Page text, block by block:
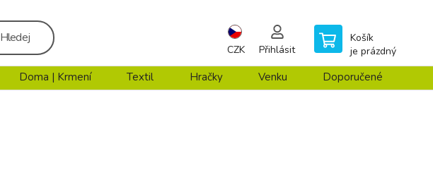
Hledej
CZK Přihlásit
Košík
je prázdný
Doma | Krmení Textil Hračky Venku Doporučené